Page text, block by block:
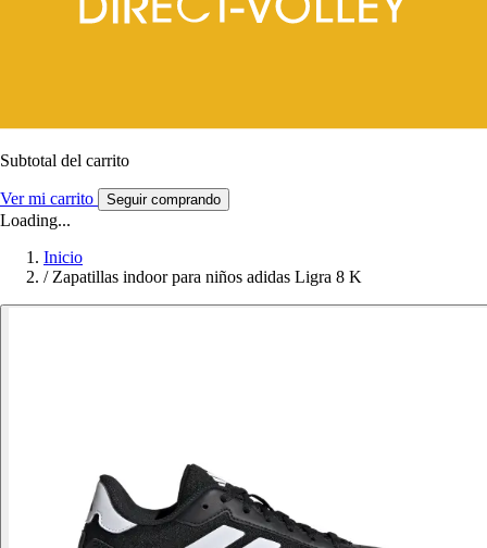
Subtotal del carrito
Ver mi carrito Seguir comprando
Loading...
Inicio
/ Zapatillas indoor para niños adidas Ligra 8 K